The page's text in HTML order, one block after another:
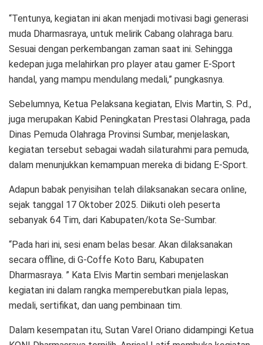
“Tentunya, kegiatan ini akan menjadi motivasi bagi generasi
muda Dharmasraya, untuk melirik Cabang olahraga baru.
Sesuai dengan perkembangan zaman saat ini. Sehingga
kedepan juga melahirkan pro player atau gamer E-Sport
handal, yang mampu mendulang medali,” pungkasnya.
Sebelumnya, Ketua Pelaksana kegiatan, Elvis Martin, S. Pd.,
juga merupakan Kabid Peningkatan Prestasi Olahraga, pada
Dinas Pemuda Olahraga Provinsi Sumbar, menjelaskan,
kegiatan tersebut sebagai wadah silaturahmi para pemuda,
dalam menunjukkan kemampuan mereka di bidang E-Sport.
Adapun babak penyisihan telah dilaksanakan secara online,
sejak tanggal 17 Oktober 2025. Diikuti oleh peserta
sebanyak 64 Tim, dari Kabupaten/kota Se-Sumbar.
“Pada hari ini, sesi enam belas besar. Akan dilaksanakan
secara offline, di G-Coffe Koto Baru, Kabupaten
Dharmasraya. ” Kata Elvis Martin sembari menjelaskan
kegiatan ini dalam rangka memperebutkan piala lepas,
medali, sertifikat, dan uang pembinaan tim.
Dalam kesempatan itu, Sutan Varel Oriano didampingi Ketua